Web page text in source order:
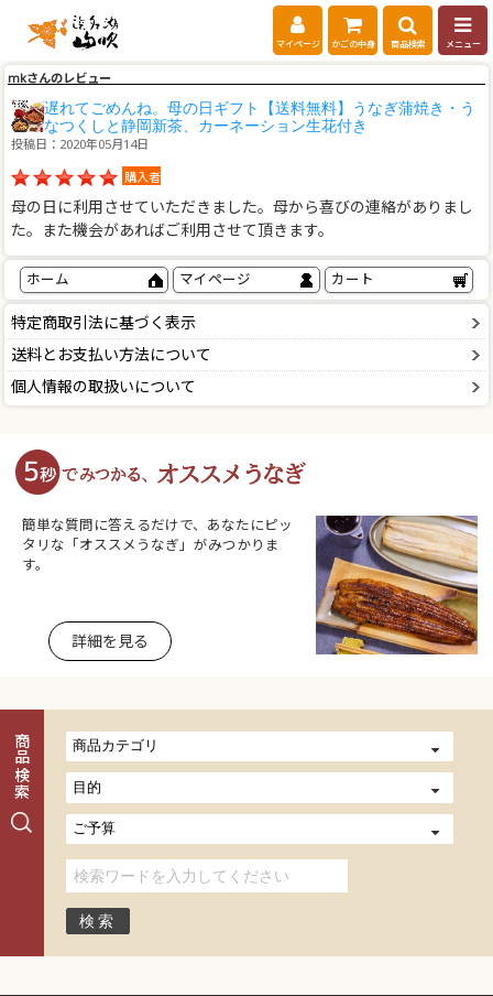
マイページ かごの中身 商品検索 メニュー
mkさんのレビュー
遅れてごめんね。母の日ギフト【送料無料】うなぎ蒲焼き・う
なつくしと静岡新茶、カーネーション生花付き
投稿日：2020年05月14日
購入者
母の日に利用させていただきました。母から喜びの連絡がありまし
た。また機会があればご利用させて頂きます。
ホーム マイページ カート
特定商取引法に基づく表示
送料とお支払い方法について
個人情報の取扱いについて
簡単な質問に答えるだけで、あなたにピッ
タリな「オススメうなぎ」がみつかりま
す。
詳細を見る
商品検索